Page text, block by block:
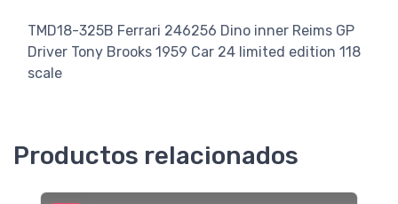
TMD18-325B Ferrari 246256 Dino inner Reims GP
Driver Tony Brooks 1959 Car 24 limited edition 118
scale
Productos relacionados